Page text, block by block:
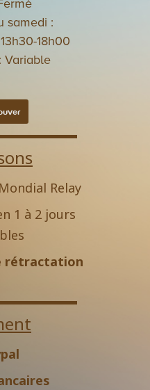
samedi :
18h00
Variable
Relay
1 à 2 jours
rétractation